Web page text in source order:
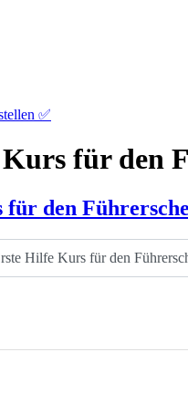
✅
für den
den
auswählen